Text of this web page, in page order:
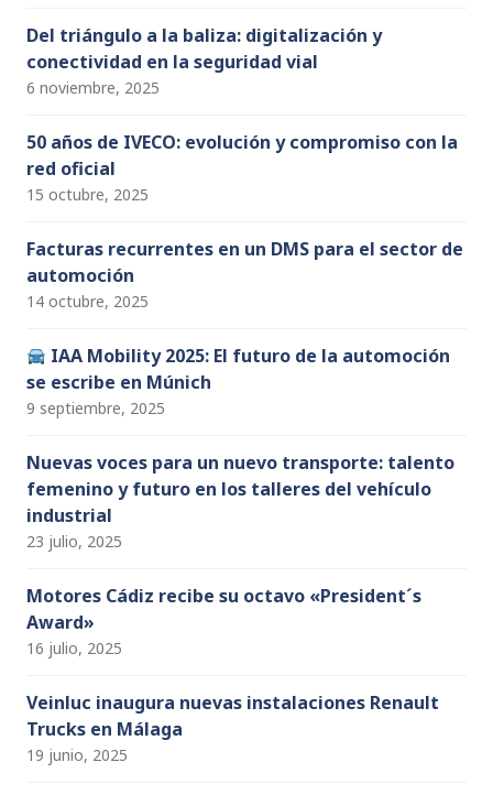
Del triángulo a la baliza: digitalización y
conectividad en la seguridad vial
6 noviembre, 2025
50 años de IVECO: evolución y compromiso con la
red oficial
15 octubre, 2025
Facturas recurrentes en un DMS para el sector de
automoción
14 octubre, 2025
IAA Mobility 2025: El futuro de la automoción
se escribe en Múnich
9 septiembre, 2025
Nuevas voces para un nuevo transporte: talento
femenino y futuro en los talleres del vehículo
industrial
23 julio, 2025
Motores Cádiz recibe su octavo «President´s
Award»
16 julio, 2025
Veinluc inaugura nuevas instalaciones Renault
Trucks en Málaga
19 junio, 2025